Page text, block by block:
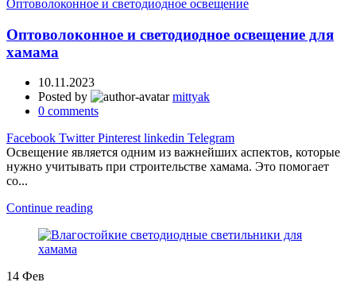
Оптоволоконное и светодиодное освещение
Оптоволоконное и светодиодное освещение для
хамама
10.11.2023
Posted by
mittyak
0 comments
Facebook Twitter Pinterest linkedin Telegram
Освещение является одним из важнейших аспектов, которые
нужно учитывать при строительстве хамама. Это помогает
со...
Continue reading
14 Фев